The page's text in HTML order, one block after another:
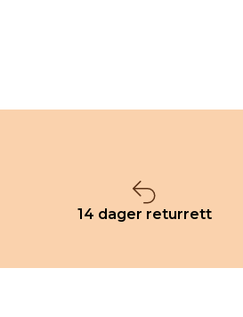
14 dager returrett